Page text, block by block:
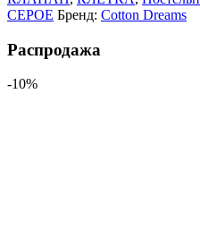
СЕРОЕ Бренд: Cotton Dreams
Распродажа
-10%